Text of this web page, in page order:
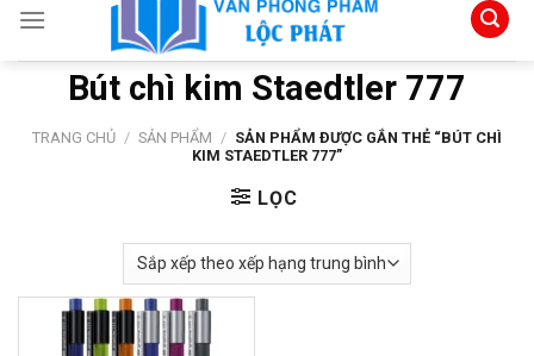
Bút chì kim Staedtler 777
TRANG CHỦ / SẢN PHẨM / SẢN PHẨM ĐƯỢC GẮN THẺ “BÚT CHÌ
KIM STAEDTLER 777”
LỌC